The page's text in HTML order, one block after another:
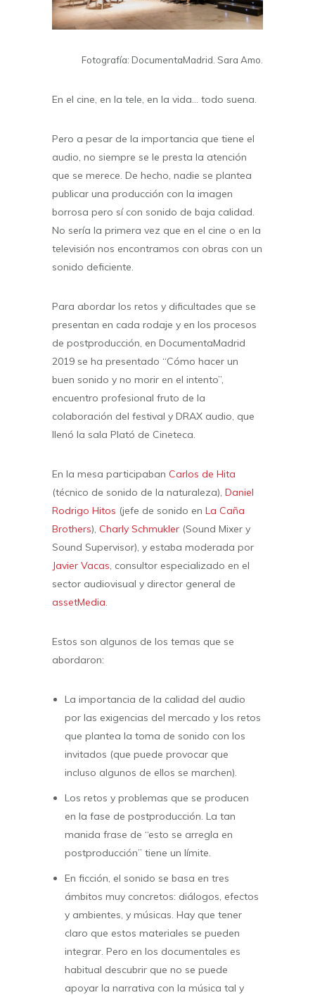
Fotografía: DocumentaMadrid. Sara Amo.
En el cine, en la tele, en la vida… todo suena.
Pero a pesar de la importancia que tiene el
audio, no siempre se le presta la atención
que se merece. De hecho, nadie se plantea
publicar una producción con la imagen
borrosa pero sí con sonido de baja calidad.
No sería la primera vez que en el cine o en la
televisión nos encontramos con obras con un
sonido deficiente.
Para abordar los retos y dificultades que se
presentan en cada rodaje y en los procesos
de postproducción, en DocumentaMadrid
2019 se ha presentado “Cómo hacer un
buen sonido y no morir en el intento”,
encuentro profesional fruto de la
colaboración del festival y DRAX audio, que
llenó la sala Plató de Cineteca.
En la mesa participaban Carlos de Hita
(técnico de sonido de la naturaleza), Daniel
Rodrigo Hitos (jefe de sonido en La Caña
Brothers), Charly Schmukler (Sound Mixer y
Sound Supervisor), y estaba moderada por
Javier Vacas, consultor especializado en el
sector audiovisual y director general de
assetMedia.
Estos son algunos de los temas que se
abordaron:
La importancia de la calidad del audio
por las exigencias del mercado y los retos
que plantea la toma de sonido con los
invitados (que puede provocar que
incluso algunos de ellos se marchen).
Los retos y problemas que se producen
en la fase de postproducción. La tan
manida frase de “esto se arregla en
postproducción” tiene un límite.
En ficción, el sonido se basa en tres
ámbitos muy concretos: diálogos, efectos
y ambientes, y músicas. Hay que tener
claro que estos materiales se pueden
integrar. Pero en los documentales es
habitual descubrir que no se puede
apoyar la narrativa con la música tal y